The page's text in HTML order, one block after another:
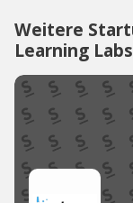
Weitere
Learning Labs